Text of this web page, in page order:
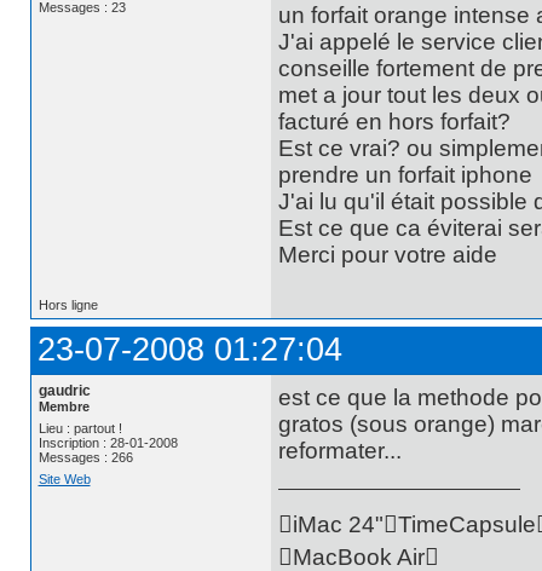
Messages : 23
un forfait orange intense
J'ai appelé le service
conseille fortement de
met a jour tout les deux
facturé en hors forfait?
Est ce vrai? ou
prendre un forfait iphone
J'ai lu qu'il était possible
Est ce que ca éviterai
Merci pour votre aide
Hors ligne
23-07-2008 01:27:04
gaudric
Membre
Lieu : partout !
Inscription : 28-01-2008
Messages : 266
Site Web
est ce que la methode
gratos (sous orange)
reformater...
iMac
MacBook Air